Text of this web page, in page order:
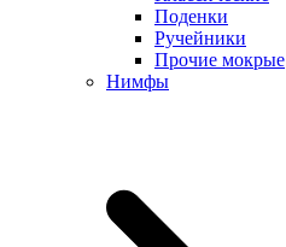
Поденки
Ручейники
Прочие мокрые
Нимфы